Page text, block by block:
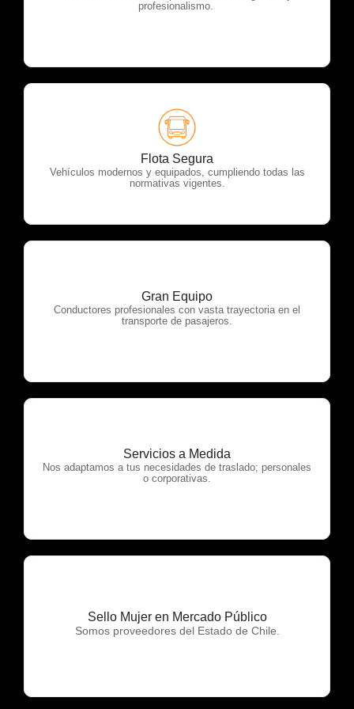
profesionalismo.
Flota Segura
Vehículos modernos y equipados, cumpliendo todas las
normativas vigentes.
OTP Servicios
Gran Equipo
Conductores profesionales con vasta trayectoria en el
transporte de pasajeros.
OTP Servicios
Servicios a Medida
Nos adaptamos a tus necesidades de traslado; personales
o corporativas.
OTP Servicios
Sello Mujer en Mercado Público
Somos proveedores del Estado de Chile.
OTP Servicios